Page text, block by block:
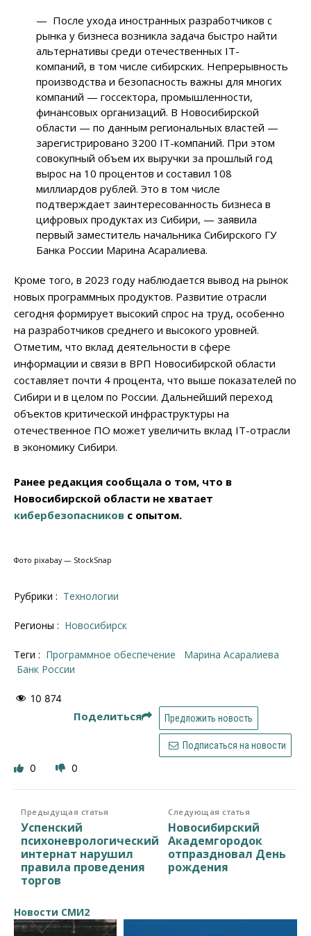
— После ухода иностранных разработчиков с
рынка у бизнеса возникла задача быстро найти
альтернативы среди отечественных IT-
компаний, в том числе сибирских. Непрерывность
производства и безопасность важны для многих
компаний — госсектора, промышленности,
финансовых организаций. В Новосибирской
области — по данным региональных властей —
зарегистрировано 3200 IT-компаний. При этом
совокупный объем их выручки за прошлый год
вырос на 10 процентов и составил 108
миллиардов рублей. Это в том числе
подтверждает заинтересованность бизнеса в
цифровых продуктах из Сибири, — заявила
первый заместитель начальника Сибирского ГУ
Банка России Марина Асаралиева.
Кроме того, в 2023 году наблюдается вывод на рынок
новых программных продуктов. Развитие отрасли
сегодня формирует высокий спрос на труд, особенно
на разработчиков среднего и высокого уровней.
Отметим, что вклад деятельности в сфере
информации и связи в ВРП Новосибирской области
составляет почти 4 процента, что выше показателей по
Сибири и в целом по России. Дальнейший переход
объектов критической инфраструктуры на
отечественное ПО может увеличить вклад IT-отрасли
в экономику Сибири.
Ранее редакция сообщала о том, что в
Новосибирской области не хватает
кибербезопасников с опытом.
Фото pixabay — StockSnap
Рубрики : Технологии
Регионы : Новосибирск
Теги : программное обеспечение
Марина Асаралиева
Банк России
10 874
Поделиться Предложить новость
Подписаться на новости
0 0
Предыдущая статья
Успенский
психоневрологический
интернат нарушил
правила проведения
торгов
Следующая статья
Новосибирский
Академгородок
отпраздновал День
рождения
Новости СМИ2